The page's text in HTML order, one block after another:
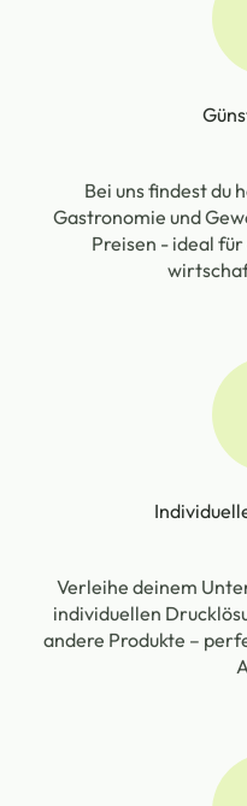
Bei uns findest du
Gastronomie und
Preisen - ideal
Verleihe deinem
individuellen
andere Produkte –